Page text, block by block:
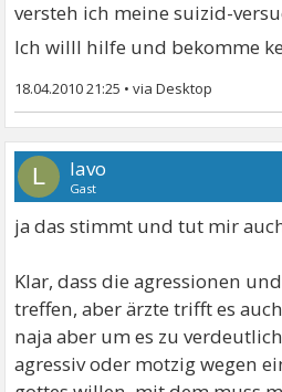
versteh ich meine suizid-
Ich willl hilfe und bekomme
18.04.2010 21:25 •
L lavo
Gast
ja das stimmt und tut mir
Klar, dass die agressionen
treffen, aber ärzte trifft es
naja aber um es zu
agressiv oder motzig wegen